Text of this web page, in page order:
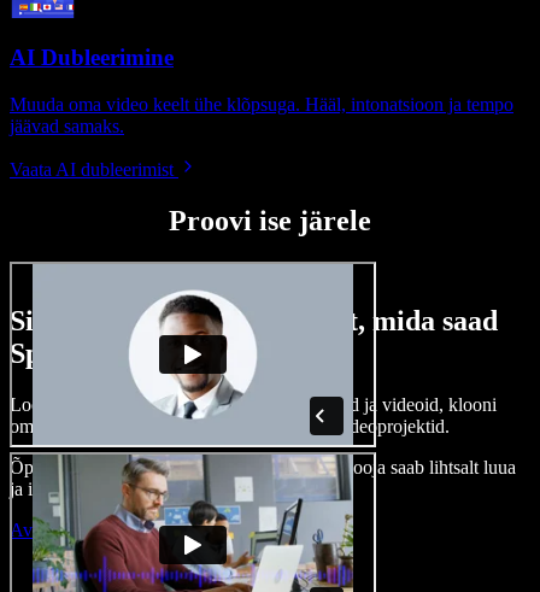
AI Dubleerimine
Muuda oma video keelt ühe klõpsuga. Hääl, intonatsioon ja tempo
jäävad samaks.
Vaata AI dubleerimist
Proovi ise järele
Siin on vaid väike osa sellest, mida saad
Speechify Studioga teha.
Loo voice-over’eid, kasuta tasuta pilte, helisid ja videoid, klooni
oma häält ja pane kokku terviklikud audio-videoprojektid.
Õppimiskõver puudub, kõik töötab veebis – looja saab lihtsalt luua
ja ideed kiiresti ellu viia.
Ava Studio